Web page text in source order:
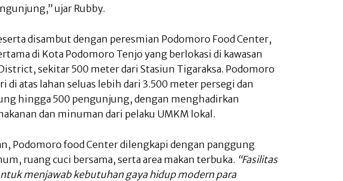
ujar Rubby.
disambut dengan peresmian Podomoro Food Center,
di Kota Podomoro Tenjo yang berlokasi di kawasan
sekitar 500 meter dari Stasiun Tigaraksa. Podomoro
di atas lahan seluas lebih dari 3.500 meter persegi dan
hingga 500 pengunjung, dengan menghadirkan
dan minuman dari pelaku UMKM lokal.
Podomoro food Center dilengkapi dengan panggung
ruang cuci bersama, serta area makan terbuka. “Fasilitas
menjawab kebutuhan gaya hidup modern para